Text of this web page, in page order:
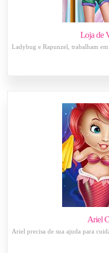
Loja de
Ladybug e Rapunzel, trabalham
Ariel
Ariel precisa de sua ajuda para